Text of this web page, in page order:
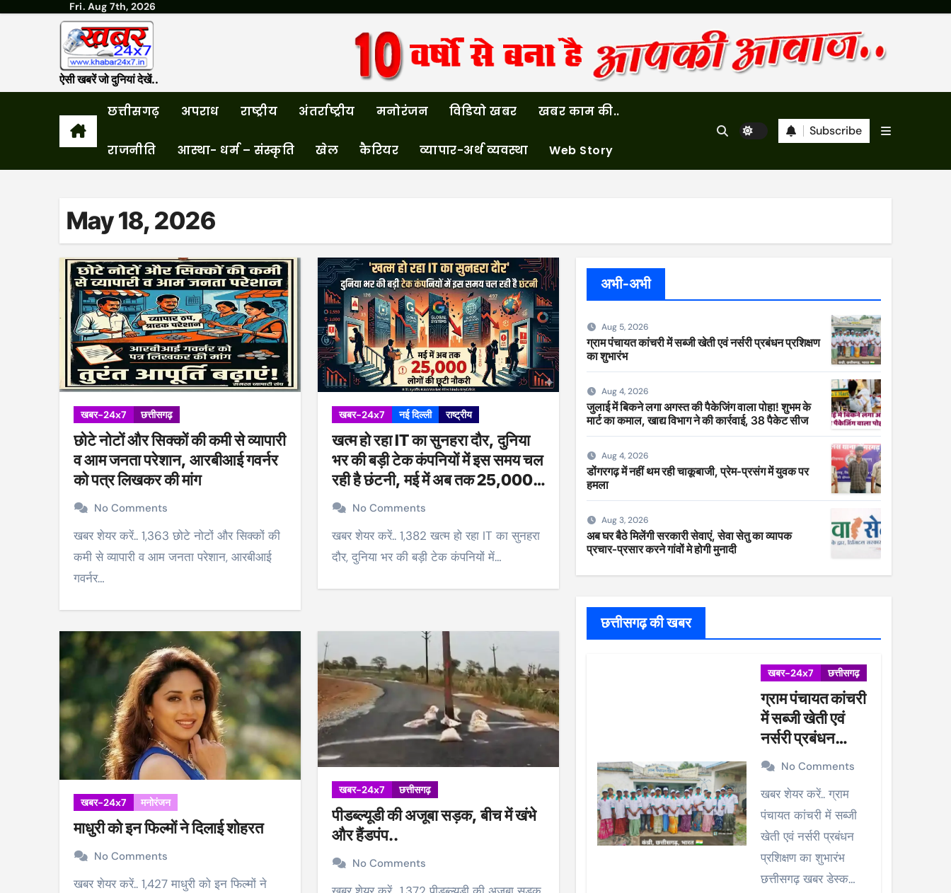
Fri. Aug 7th, 2026
ऐसी खबरें जो दुनियां देखें..
छत्तीसगढ़ अपराध राष्ट्रीय अंतर्राष्ट्रीय मनोरंजन विडियो खबर खबर काम की..
राजनीति आस्था- धर्म – संस्कृति खेल कैरियर व्यापार-अर्थ व्यवस्था Web Story
Subscribe
May 18, 2026
खबर-24x7 छत्तीसगढ़
छोटे नोटों और सिक्कों की कमी से व्यापारी
व आम जनता परेशान, आरबीआई गवर्नर
को पत्र लिखकर की मांग
No Comments
खबर शेयर करें.. 1,363 छोटे नोटों और सिक्कों की
कमी से व्यापारी व आम जनता परेशान, आरबीआई
गवर्नर…
खबर-24x7 नई दिल्ली राष्ट्रीय
खत्म हो रहा IT का सुनहरा दौर, दुनिया
भर की बड़ी टेक कंपनियों में इस समय चल
रही है छंटनी, मई में अब तक 25,000
लोगों की छूटी नौकरी
No Comments
खबर शेयर करें.. 1,382 खत्म हो रहा IT का सुनहरा
दौर, दुनिया भर की बड़ी टेक कंपनियों में…
खबर-24x7 मनोरंजन
माधुरी को इन फिल्मों ने दिलाई शोहरत
No Comments
खबर शेयर करें.. 1,427 माधुरी को इन फिल्मों ने
खबर-24x7 छत्तीसगढ़
पीडब्ल्यूडी की अजूबा सड़क, बीच में खंभे
और हैंडपंप..
No Comments
अभी-अभी
Aug 5, 2026
ग्राम पंचायत कांचरी में सब्जी खेती एवं नर्सरी प्रबंधन प्रशिक्षण
का शुभारंभ
Aug 4, 2026
जुलाई में बिकने लगा अगस्त की पैकेजिंग वाला पोहा! शुभम के
मार्ट का कमाल, खाद्य विभाग ने की कार्रवाई, 38 पैकेट सीज
Aug 4, 2026
डोंगरगढ़ में नहीं थम रही चाकूबाजी, प्रेम-प्रसंग में युवक पर
हमला
Aug 3, 2026
अब घर बैठे मिलेंगी सरकारी सेवाएं, सेवा सेतु का व्यापक
प्रचार-प्रसार करने गांवों मे होगी मुनादी
छत्तीसगढ़ की खबर
खबर-24x7 छत्तीसगढ़
ग्राम पंचायत कांचरी
में सब्जी खेती एवं
नर्सरी प्रबंधन
प्रशिक्षण का शुभारंभ
No Comments
खबर शेयर करें.. ग्राम
पंचायत कांचरी में सब्जी
खेती एवं नर्सरी प्रबंधन
प्रशिक्षण का शुभारंभ
छत्तीसगढ़ खबर डेस्क…